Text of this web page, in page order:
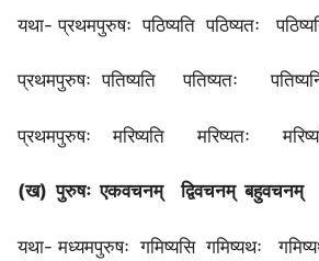
यथा- प्रथमपुरुषः पठिष्यति पठिष्यतः
प्रथमपुरुषः पतिष्यति पतिष्यतः
प्रथमपुरुषः मरिष्यति मरिष्यतः
(ख) पुरुषः एकवचनम् द्विवचनम् बहुवचनम्
यथा- मध्यमपुरुषः गमिष्यसि गमिष्यथः